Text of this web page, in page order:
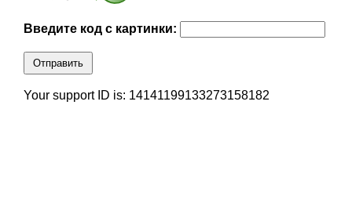
Введите код с картинки:
Отправить
Your support ID is: 14141199133273158182